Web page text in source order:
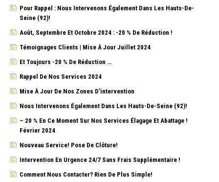
Pour Rappel : Nous Intervenons Également Dans Les Hauts-De-
Seine (92)!
Août, Septembre Et Octobre 2024 : -20 % De Réduction !
Témoignages Clients | Mise À Jour Juillet 2024
Et Toujours -20 % De Réduction …
Rappel De Nos Services 2024
Mise À Jour De Nos Zones D’intervention
Nous Intervenons Également Dans Les Hauts-De-Seine (92)!
– 20 % En Ce Moment Sur Nos Services Élagage Et Abattage !
Février 2024
Nouveau Service! Pose De Clôture!
Intervention En Urgence 24/7 Sans Frais Supplémentaire !
Comment Nous Contacter? Rien De Plus Simple!